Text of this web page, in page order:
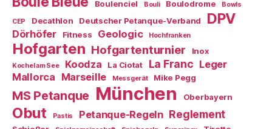
Boulenciel Bouli Boulodrome Bowls
CEP Decathlon Deutscher Petanque-Verband DPV
Dörhöfer Fitness Geologic Hochfranken
Hofgarten Hofgartenturnier Inox
Kochel am See Koodza La Ciotat La Franc Leger
Mallorca Marseille Messgerät Mike Pegg
MS Petanque München Oberbayern
Obut Pastis Petanque-Regeln Reglement